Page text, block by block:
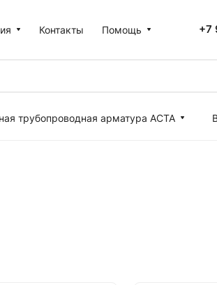
Контакты Помощь +7
трубопроводная арматура АСТА